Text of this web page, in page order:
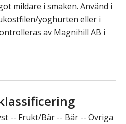
mildare i smaken. Använd i
yoghurten eller i
av Magnihill AB i
-- Frukt/Bär -- Bär -- Övriga